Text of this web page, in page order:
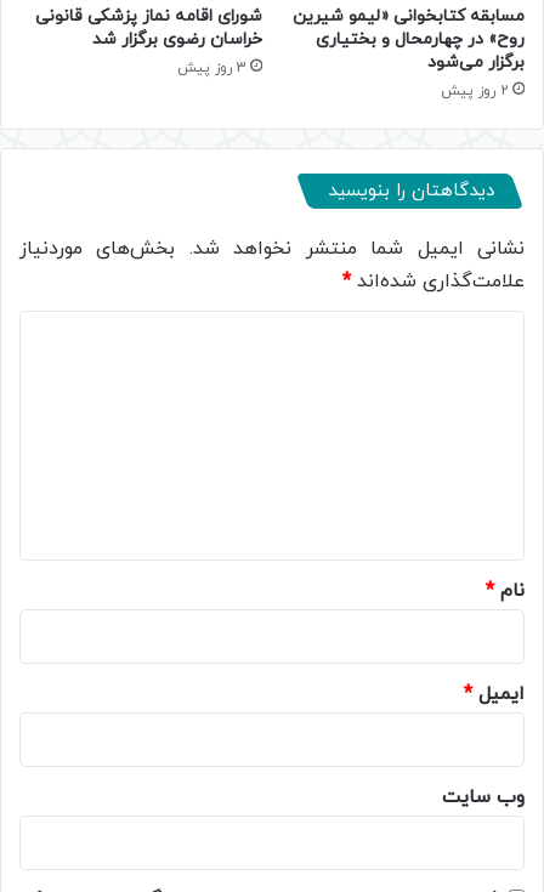
مسابقه کتابخوانی «لیمو شیرین
روح» در چهارمحال و بختیاری
برگزار می‌شود
2 روز پیش
شورای اقامه نماز پزشکی قانونی
خراسان رضوی برگزار شد
3 روز پیش
دیدگاهتان را بنویسید
نشانی ایمیل شما منتشر نخواهد شد. بخش‌های موردنیاز
علامت‌گذاری شده‌اند*
نام*
ایمیل*
وب‌ سایت